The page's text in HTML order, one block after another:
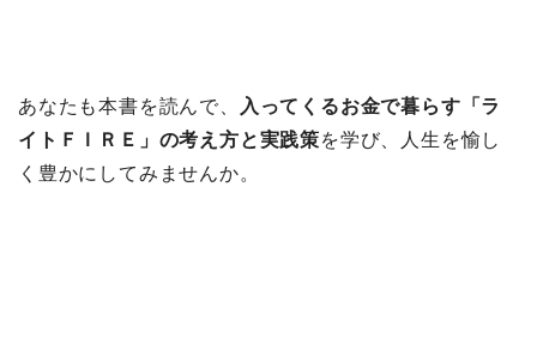
あなたも本書を読んで、
入ってくるお金で暮らす「ラ
イトＦＩＲＥ」の考え方と実践策を学び、人生を愉し
く豊かにしてみませんか。